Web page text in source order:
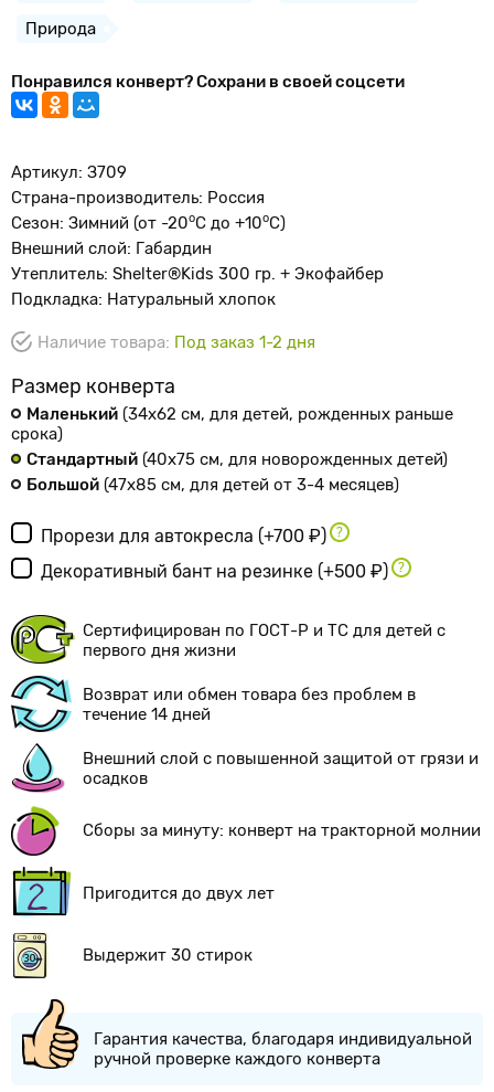
Природа
Понравился конверт? Сохрани в своей соцсети
Артикул: З709
Страна-производитель: Россия
Сезон: Зимний (от -20оС до +10oС)
Внешний слой: Габардин
Утеплитель: Shelter®Kids 300 гр. + Экофайбер
Подкладка: Натуральный хлопок
Наличие товара: Под заказ 1-2 дня
Размер конверта
Маленький (34х62 см, для детей, рожденных раньше
срока)
Стандартный (40х75 см, для новорожденных детей)
Большой (47х85 см, для детей от 3-4 месяцев)
Прорези для автокресла (+700 ₽)
Декоративный бант на резинке (+500 ₽)
Сертифицирован по ГОСТ-Р и ТС для детей с
первого дня жизни
Возврат или обмен товара без проблем в
течение 14 дней
Внешний слой с повышенной защитой от грязи и
осадков
Сборы за минуту: конверт на тракторной молнии
Пригодится до двух лет
Выдержит 30 стирок
Гарантия качества, благодаря индивидуальной
ручной проверке каждого конверта